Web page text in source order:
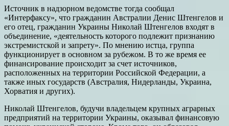
Источник в надзорном ведомстве тогда сообщал
«Интерфаксу», что гражданин Австралии Денис Штенгелов и
его отец, гражданин Украины Николай Штенгелов входят в
объединение, «деятельность которого подлежит признанию
экстремистской и запрету». По мнению истца, группа
функционирует в основном за рубежом. В то же время ее
финансирование происходит за счет источников,
расположенных на территории Российской Федерации, а
также иных государств (Австралия, Нидерланды, Украина,
Хорватия и других).
Николай Штенгелов, будучи владельцем крупных аграрных
предприятий на территории Украины, оказывал финансовую